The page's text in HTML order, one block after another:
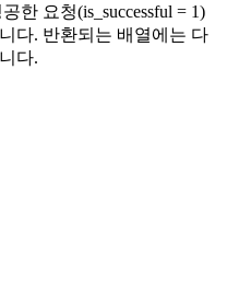
한 요청(is_successful = 1)
다. 반환되는 배열에는 다
다.